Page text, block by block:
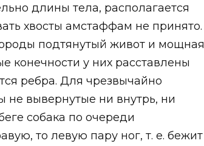
длины тела, располагается
хвосты амстаффам не принято.
подтянутый живот и мощная
конечности у них расставлены
ребра. Для чрезвычайно
не вывернутые ни внутрь, ни
собака по очереди
то левую пару ног, т. е. бежит